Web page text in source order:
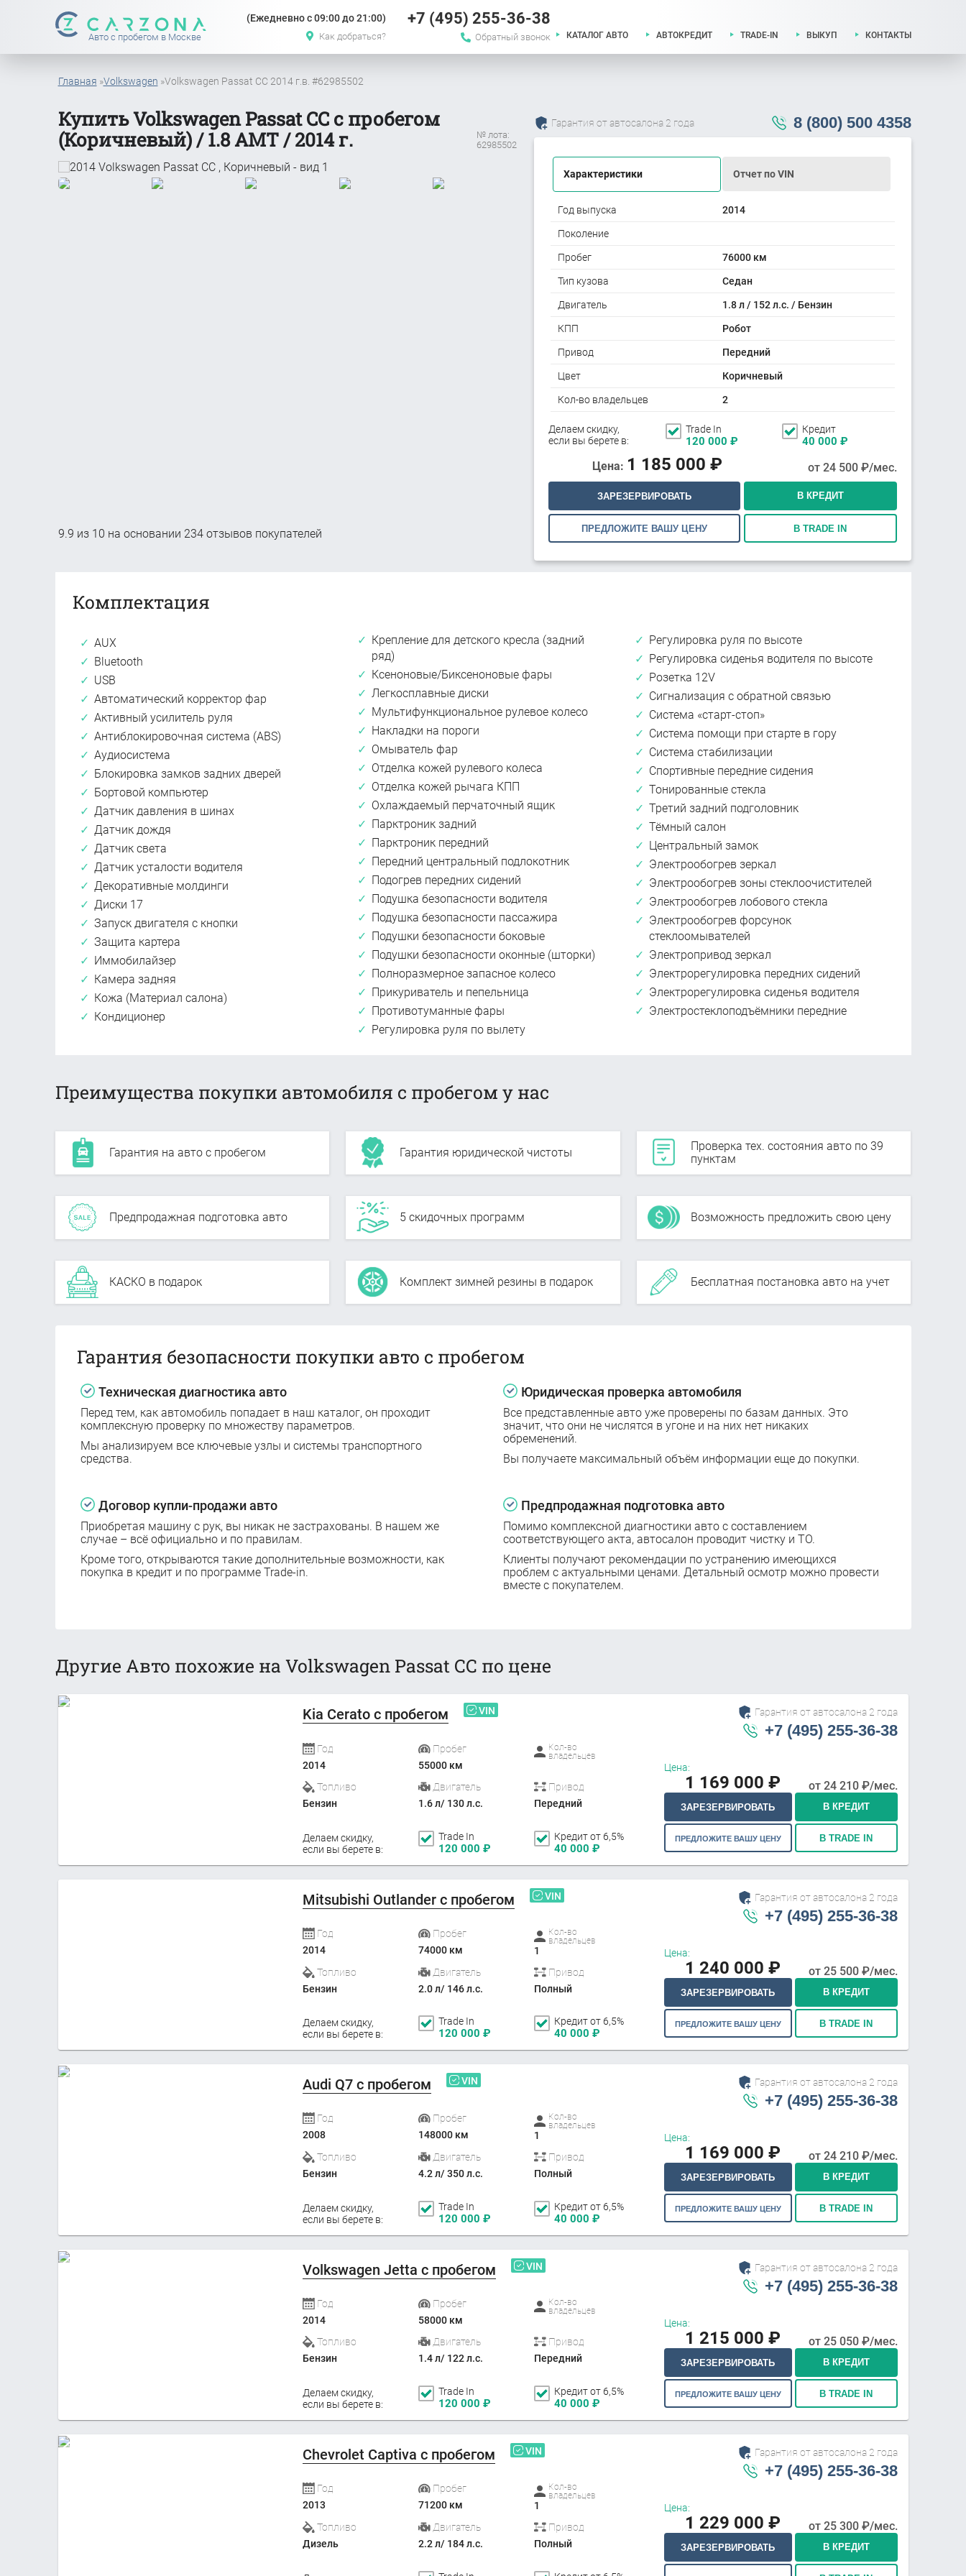
Авто с пробегом в Москве
(Ежедневно с 09:00 до 21:00)
Как добраться?
+7 (495) 255-36-38
Обратный звонок КАТАЛОГ АВТО АВТОКРЕДИТ TRADE-IN ВЫКУП КОНТАКТЫ
Главная »Volkswagen »Volkswagen Passat CC 2014 г.в. #62985502
Купить Volkswagen Passat CC с пробегом
(Коричневый) / 1.8 АМТ / 2014 г.
№ лота:
62985502
9.9 из 10 на основании 234отзывов покупателей
Гарантия от автосалона 2 года 8 (800) 500 4358
Характеристики Отчет по VIN
Год выпуска 2014
Поколение
Пробег 76000 км
Тип кузова Седан
Двигатель 1.8 л / 152 л.с. / Бензин
КПП Робот
Привод Передний
Цвет Коричневый
Кол-во владельцев 2
Делаем скидку,
если вы берете в:
Trade In
120 000 ₽
Кредит
40 000 ₽
Цена: 1 185 000 ₽ от 24 500₽/мес.
ЗАРЕЗЕРВИРОВАТЬ В КРЕДИТ
ПРЕДЛОЖИТЕ ВАШУ ЦЕНУ В TRADE IN
Комплектация
AUX
Bluetooth
USB
Автоматический корректор фар
Активный усилитель руля
Антиблокировочная система (ABS)
Аудиосистема
Блокировка замков задних дверей
Бортовой компьютер
Датчик давления в шинах
Датчик дождя
Датчик света
Датчик усталости водителя
Декоративные молдинги
Диски 17
Запуск двигателя с кнопки
Защита картера
Иммобилайзер
Камера задняя
Кожа (Материал салона)
Кондиционер
Крепление для детского кресла (задний
ряд)
Ксеноновые/Биксеноновые фары
Легкосплавные диски
Мультифункциональное рулевое колесо
Накладки на пороги
Омыватель фар
Отделка кожей рулевого колеса
Отделка кожей рычага КПП
Охлаждаемый перчаточный ящик
Парктроник задний
Парктроник передний
Передний центральный подлокотник
Подогрев передних сидений
Подушка безопасности водителя
Подушка безопасности пассажира
Подушки безопасности боковые
Подушки безопасности оконные (шторки)
Полноразмерное запасное колесо
Прикуриватель и пепельница
Противотуманные фары
Регулировка руля по вылету
Регулировка руля по высоте
Регулировка сиденья водителя по высоте
Розетка 12V
Сигнализация с обратной связью
Система «старт-стоп»
Система помощи при старте в гору
Система стабилизации
Спортивные передние сидения
Тонированные стекла
Третий задний подголовник
Тёмный салон
Центральный замок
Электрообогрев зеркал
Электрообогрев зоны стеклоочистителей
Электрообогрев лобового стекла
Электрообогрев форсунок
стеклоомывателей
Электропривод зеркал
Электрорегулировка передних сидений
Электрорегулировка сиденья водителя
Электростеклоподъёмники передние
Преимущества покупки автомобиля с пробегом у нас
Гарантия на авто с пробегом Гарантия юридической чистоты
Проверка тех. состояния авто по 39
пунктам
Предпродажная подготовка авто 5 скидочных программ Возможность предложить свою цену
КАСКО в подарок Комплект зимней резины в подарок Бесплатная постановка авто на учет
Гарантия безопасности покупки авто с пробегом
Техническая диагностика авто
Перед тем, как автомобиль попадает в наш каталог, он проходит
комплексную проверку по множеству параметров.
Мы анализируем все ключевые узлы и системы транспортного
средства.
Юридическая проверка автомобиля
Все представленные авто уже проверены по базам данных. Это
значит, что они не числятся в угоне и на них нет никаких
обременений.
Вы получаете максимальный объём информации еще до покупки.
Договор купли-продажи авто
Приобретая машину с рук, вы никак не застрахованы. В нашем же
случае – всё официально и по правилам.
Кроме того, открываются такие дополнительные возможности, как
покупка в кредит и по программе Trade-in.
Предпродажная подготовка авто
Помимо комплексной диагностики авто с составлением
соответствующего акта, автосалон проводит чистку и ТО.
Клиенты получают рекомендации по устранению имеющихся
проблем с актуальными ценами. Детальный осмотр можно провести
вместе с покупателем.
Другие Авто похожие на Volkswagen Passat CC по цене
Kia Cerato с пробегом VIN
Год
2014
Пробег
55000 км
Кол-во
владельцев
Топливо
Бензин
Двигатель
1.6 л/ 130 л.с.
Привод
Передний
Делаем скидку,
если вы берете в:
Trade In
120 000 ₽
Кредит от 6,5%
40 000 ₽
Гарантия от автосалона 2 года
+7 (495) 255-36-38
Цена:
1 169 000 ₽ от 24 210₽/мес.
ЗАРЕЗЕРВИРОВАТЬ В КРЕДИТ
ПРЕДЛОЖИТЕ ВАШУ ЦЕНУ В TRADE IN
Mitsubishi Outlander с пробегом VIN
Год
2014
Пробег
74000 км
Кол-во
владельцев
1
Топливо
Бензин
Двигатель
2.0 л/ 146 л.с.
Привод
Полный
Делаем скидку,
если вы берете в:
Trade In
120 000 ₽
Кредит от 6,5%
40 000 ₽
Гарантия от автосалона 2 года
+7 (495) 255-36-38
Цена:
1 240 000 ₽ от 25 500₽/мес.
ЗАРЕЗЕРВИРОВАТЬ В КРЕДИТ
ПРЕДЛОЖИТЕ ВАШУ ЦЕНУ В TRADE IN
Audi Q7 с пробегом VIN
Год
2008
Пробег
148000 км
Кол-во
владельцев
1
Топливо
Бензин
Двигатель
4.2 л/ 350 л.с.
Привод
Полный
Делаем скидку,
если вы берете в:
Trade In
120 000 ₽
Кредит от 6,5%
40 000 ₽
Гарантия от автосалона 2 года
+7 (495) 255-36-38
Цена:
1 169 000 ₽ от 24 210₽/мес.
ЗАРЕЗЕРВИРОВАТЬ В КРЕДИТ
ПРЕДЛОЖИТЕ ВАШУ ЦЕНУ В TRADE IN
Volkswagen Jetta с пробегом VIN
Год
2014
Пробег
58000 км
Кол-во
владельцев
Топливо
Бензин
Двигатель
1.4 л/ 122 л.с.
Привод
Передний
Делаем скидку,
если вы берете в:
Trade In
120 000 ₽
Кредит от 6,5%
40 000 ₽
Гарантия от автосалона 2 года
+7 (495) 255-36-38
Цена:
1 215 000 ₽ от 25 050₽/мес.
ЗАРЕЗЕРВИРОВАТЬ В КРЕДИТ
ПРЕДЛОЖИТЕ ВАШУ ЦЕНУ В TRADE IN
Chevrolet Captiva с пробегом VIN
Год
2013
Пробег
71200 км
Кол-во
владельцев
1
Топливо
Дизель
Двигатель
2.2 л/ 184 л.с.
Привод
Полный
Гарантия от автосалона 2 года
+7 (495) 255-36-38
Цена:
1 229 000 ₽ от 25 300₽/мес.
ЗАРЕЗЕРВИРОВАТЬ В КРЕДИТ